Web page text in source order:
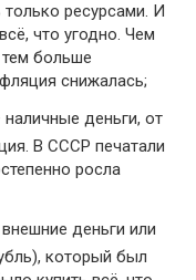
только ресурсами. И
что угодно. Чем
больше
снижалась;
деньги, от
В СССР печатали
росла
деньги или
который был